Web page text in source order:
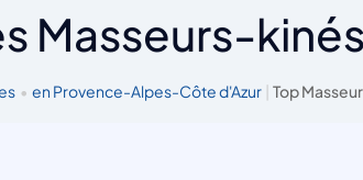
Masseurs-
• en Provence-Alpes-Côte d'Azur | Top